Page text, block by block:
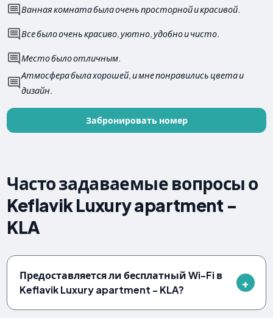
Ванная комната была очень просторной и красивой.
Все было очень красиво, уютно, удобно и чисто.
Место было отличным.
Атмосфера была хорошей, и мне понравились цвета и
дизайн.
Забронировать номер
Часто задаваемые вопросы о
Keflavik Luxury apartment -
KLA
Предоставляется ли бесплатный Wi-Fi в
Keflavik Luxury apartment - KLA?